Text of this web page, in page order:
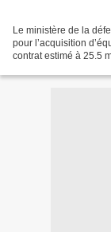
Le ministère de la
pour l’acquisition
contrat estimé à 25.5